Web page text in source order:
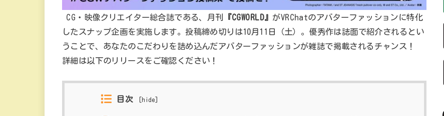
CG・映像クリエイター総合誌である、月刊 『CGWORLD』 がVRChatのアバターファッションに特化
したスナップ企画を実施します。投稿締め切りは10月11日（土）。優秀作は誌面で紹介されるとい
うことで、あなたのこだわりを詰め込んだアバターファッションが雑誌で掲載されるチャンス！
詳細は以下のリリースをご確認ください！
目次 hide